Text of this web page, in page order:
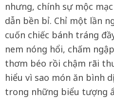
nhưng, chính sự mộc
dẫn bền bỉ. Chỉ một lần
cuốn chiếc bánh tráng
nem nóng hổi, chấm
thơm béo rồi chậm rãi
hiểu vì sao món ăn bình
trong những biểu tượng